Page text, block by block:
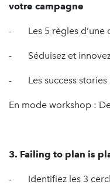
votre campagne
- Les 5 règles d’une
- Séduisez et
- Les success stories
En mode workshop :
3. Failing to plan is
- Identifiez les 3